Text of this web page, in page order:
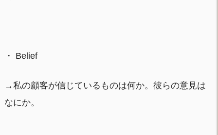
・ Belief
→私の顧客が信じているものは何か。彼らの意見は
なにか。